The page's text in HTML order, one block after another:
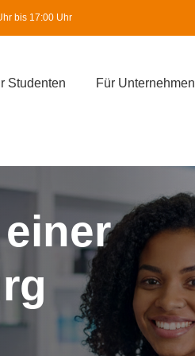
bis 17:00 Uhr
Studenten Für Unternehmen